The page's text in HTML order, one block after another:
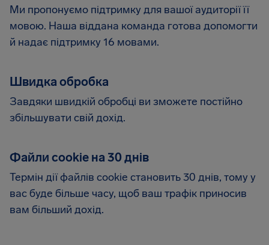
Ми пропонуємо підтримку для вашої аудиторії її
мовою. Наша віддана команда готова допомогти
й надає підтримку 16 мовами.
Швидка обробка
Завдяки швидкій обробці ви зможете постійно
збільшувати свій дохід.
Файли cookie на 30 днів
Термін дії файлів cookie становить 30 днів, тому у
вас буде більше часу, щоб ваш трафік приносив
вам більший дохід.